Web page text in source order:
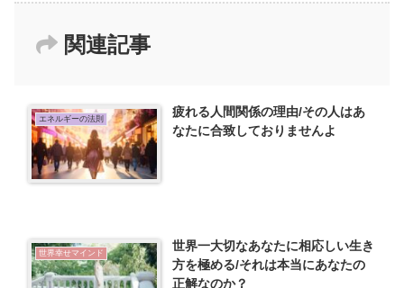
関連記事
エネルギーの法則
疲れる人間関係の理由/その人はあ
なたに合致しておりませんよ
世界幸せマインド
世界一大切なあなたに相応しい生き
方を極める/それは本当にあなたの
正解なのか？